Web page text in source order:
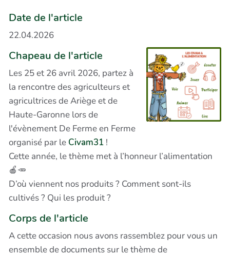
Date de l'article
22.04.2026
Chapeau de l'article
Les 25 et 26 avril 2026, partez à
la rencontre des agriculteurs et
agricultrices de Ariège et de
Haute-Garonne lors de
l'évènement De Ferme en Ferme
organisé par le Civam31 !
Cette année, le thème met à l’honneur l’alimentation
🍎🥕
D’où viennent nos produits ? Comment sont-ils
cultivés ? Qui les produit ?
Corps de l'article
A cette occasion nous avons rassemblez pour vous un
ensemble de documents sur le thème de